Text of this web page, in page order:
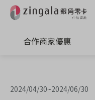
合作商家優惠
2024/04/30~2024/06/30